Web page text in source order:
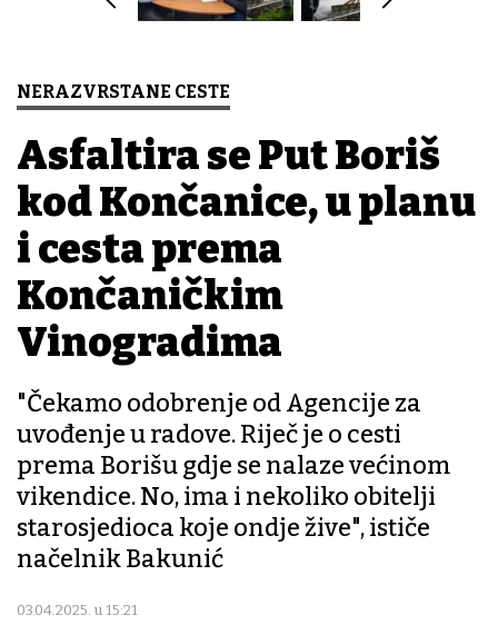
NERAZVRSTANE CESTE
Asfaltira se Put Boriš
kod Končanice, u planu
i cesta prema
Končaničkim
Vinogradima
"Čekamo odobrenje od Agencije za
uvođenje u radove. Riječ je o cesti
prema Borišu gdje se nalaze većinom
vikendice. No, ima i nekoliko obitelji
starosjedioca koje ondje žive", ističe
načelnik Bakunić
03.04.2025. u 15:21